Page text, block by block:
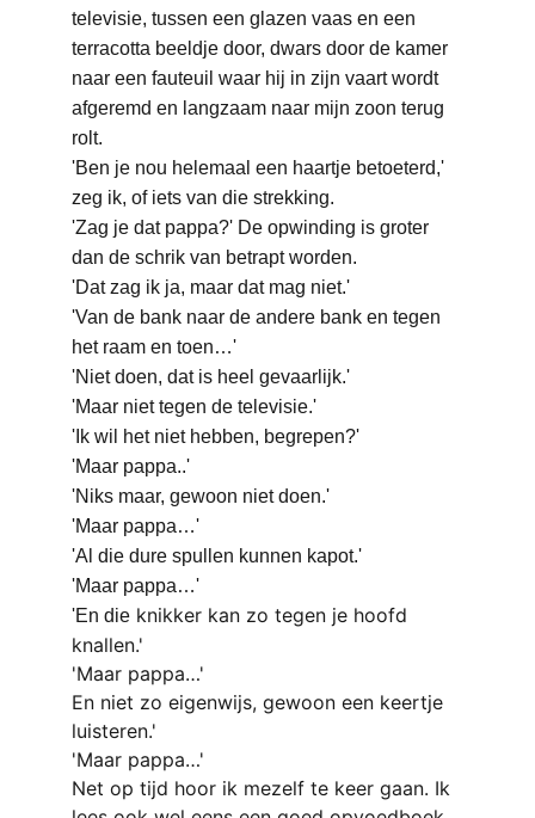
televisie, tussen een glazen vaas en een
terracotta beeldje door, dwars door de kamer
naar een fauteuil waar hij in zijn vaart wordt
afgeremd en langzaam naar mijn zoon terug
rolt.
'Ben je nou helemaal een haartje betoeterd,'
zeg ik, of iets van die strekking.
'Zag je dat pappa?' De opwinding is groter
dan de schrik van betrapt worden.
'Dat zag ik ja, maar dat mag niet.'
'Van de bank naar de andere bank en tegen
het raam en toen…'
'Niet doen, dat is heel gevaarlijk.'
'Maar niet tegen de televisie.'
'Ik wil het niet hebben, begrepen?'
'Maar pappa..'
'Niks maar, gewoon niet doen.'
'Maar pappa…'
'Al die dure spullen kunnen kapot.'
'Maar pappa…'
'En die knikker kan zo tegen je hoofd
knallen.'
'Maar pappa…'
En niet zo eigenwijs, gewoon een keertje
luisteren.'
'Maar pappa…'
Net op tijd hoor ik mezelf te keer gaan. Ik